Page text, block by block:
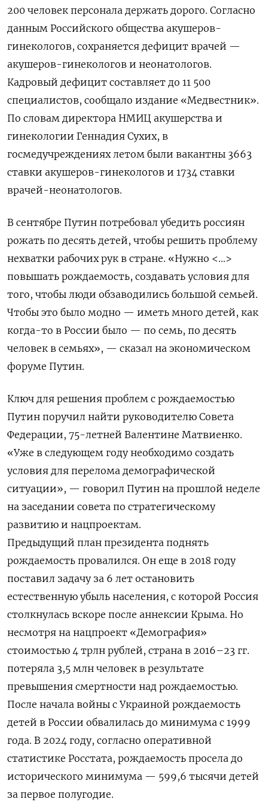
200 человек персонала держать дорого. Согласно
данным Российского общества акушеров-
гинекологов, сохраняется дефицит врачей —
акушеров-гинекологов и неонатологов.
Кадровый дефицит составляет до 11 500
специалистов, сообщало издание «Медвестник».
По словам директора НМИЦ акушерства и
гинекологии Геннадия Сухих, в
госмедучреждениях летом были вакантны 3663
ставки акушеров-гинекологов и 1734 ставки
врачей-неонатологов.
В сентябре Путин потребовал убедить россиян
рожать по десять детей, чтобы решить проблему
нехватки рабочих рук в стране. «Нужно <…>
повышать рождаемость, создавать условия для
того, чтобы люди обзаводились большой семьей.
Чтобы это было модно — иметь много детей, как
когда-то в России было — по семь, по десять
человек в семьях», — сказал на экономическом
форуме Путин.
Ключ для решения проблем с рождаемостью
Путин поручил найти руководителю Совета
Федерации, 75-летней Валентине Матвиенко.
«Уже в следующем году необходимо создать
условия для перелома демографической
ситуации», — говорил Путин на прошлой неделе
на заседании совета по стратегическому
развитию и нацпроектам.
Предыдущий план президента поднять
рождаемость провалился. Он еще в 2018 году
поставил задачу за 6 лет остановить
естественную убыль населения, с которой Россия
столкнулась вскоре после аннексии Крыма. Но
несмотря на нацпроект «Демография»
стоимостью 4 трлн рублей, страна в 2016–23 гг.
потеряла 3,5 млн человек в результате
превышения смертности над рождаемостью.
После начала войны с Украиной рождаемость
детей в России обвалилась до минимума с 1999
года. В 2024 году, согласно оперативной
статистике Росстата, рождаемость просела до
исторического минимума — 599,6 тысячи детей
за первое полугодие.